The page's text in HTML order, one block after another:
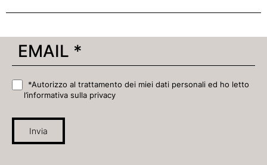
*Autorizzo al trattamento dei miei dati personali ed ho letto
l’informativa sulla privacy
Invia